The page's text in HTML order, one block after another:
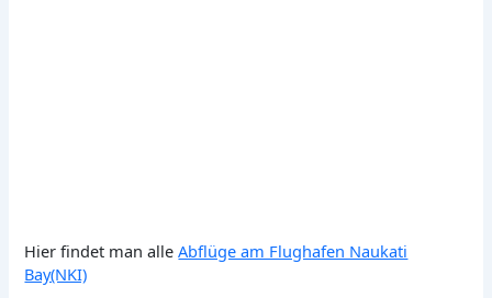
Hier findet man alleAbflüge am Flughafen Naukati
Bay(NKI)